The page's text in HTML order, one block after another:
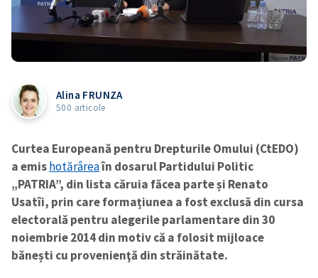
Alina FRUNZA
500 articole
Curtea Europeană pentru Drepturile Omului (CtEDO)
a emishotărâreaîn dosarul Partidului Politic
„PATRIA”, din lista căruia făcea parte și Renato
Usatîi, prin care formațiunea a fost exclusă din cursa
electorală pentru alegerile parlamentare din 30
noiembrie 2014 din motiv că a folosit mijloace
bănești cu provenienţă din străinătate.